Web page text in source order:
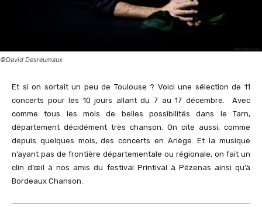
©David Desreumaux
Et si on sortait un peu de Toulouse ? Voici une sélection de 11
concerts pour les 10 jours allant du 7 au 17 décembre. Avec
comme tous les mois de belles possibilités dans le Tarn,
département décidément très chanson. On cite aussi, comme
depuis quelques mois, des concerts en Ariège. Et la musique
n’ayant pas de frontière départementale ou régionale, on fait un
clin d’œil à nos amis du festival Printival à Pézenas ainsi qu’à
Bordeaux Chanson.